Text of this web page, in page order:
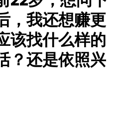
，我还想赚更
该找什么样的
？还是依照兴